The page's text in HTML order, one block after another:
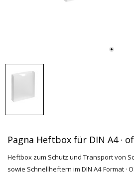
Pagna Heftbox für DIN A4 ·
Heftbox zum Schutz und Transport von
sowie Schnellheftern im DIN A4 Format ·